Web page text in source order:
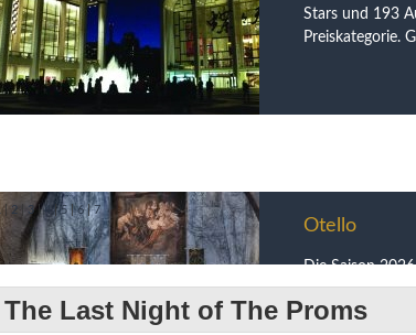
Otello
| 2 3|4 |5|6|7
The Last Night of The Proms